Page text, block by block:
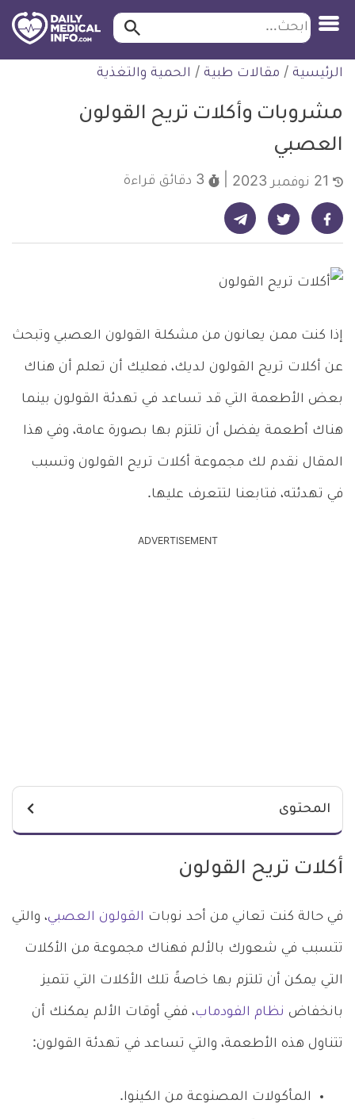
التخطي
للمحتوى
طبية
ابحث ابحث…
الرئيسية / مقالات طبية / الحمية والتغذية
مشروبات وأكلات تريح القولون
العصبي
3 دقائق قراءة
شارك على فيسبوك - ديلي ميديكال انفو شارك على تويتر - ديلي ميديكال انفو شارك على تيليجرام - ديلي ميديكال انفو
إذا كنت ممن يعانون من مشكلة القولون العصبي وتبحث
عن أكلات تريح القولون لديك، فعليك أن تعلم أن هناك
بعض الأطعمة التي قد تساعد في تهدئة القولون بينما
هناك أطعمة يفضل أن تلتزم بها بصورة عامة، وفي هذا
المقال نقدم لك مجموعة أكلات تريح القولون وتسبب
في تهدئته، فتابعنا لتتعرف عليها.
ADVERTISEMENT
المحتوى
أكلات تريح القولون
في حالة كنت تعاني من أحد نوبات القولون العصبي، والتي
تتسبب في شعورك بالألم فهناك مجموعة من الأكلات
التي يمكن أن تلتزم بها خاصةً تلك الأكلات التي تتميز
بانخفاض نظام الفودماب، ففي أوقات الألم يمكنك أن
تتناول هذه الأطعمة، والتي تساعد في تهدئة القولون:
المأكولات المصنوعة من الكينوا.